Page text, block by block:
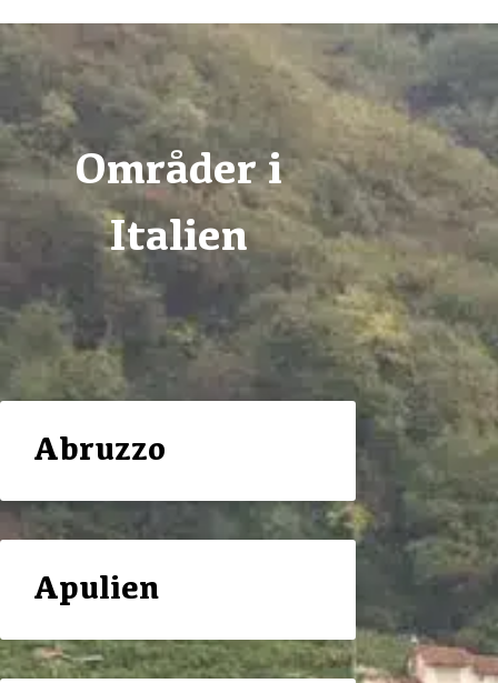
Områder i
Italien
Abruzzo
Apulien